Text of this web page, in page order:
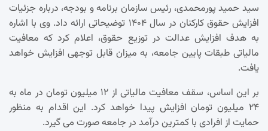
سید حمید پورمحمدی، رئیس سازمان برنامه و بودجه، درباره جزئیات
افزایش حقوق کارکنان در سال ۱۴۰۴ توضیحاتی ارائه داد. وی با اشاره
به هدف افزایش عدالت در توزیع حقوق، اعلام کرد که معافیت
مالیاتی طبقات پایین جامعه، به میزان قابل توجهی افزایش خواهد
یافت.
بر این اساس، سقف معافیت مالیاتی از ۱۲ میلیون تومان در ماه به
۲۴ میلیون تومان افزایش پیدا خواهد کرد. این اقدام به منظور
حمایت از افرادی با کمترین درآمد در جامعه صورت می گیرد.